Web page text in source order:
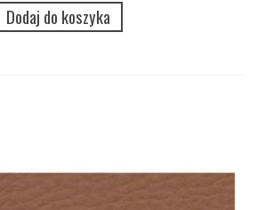
Dodaj do koszyka